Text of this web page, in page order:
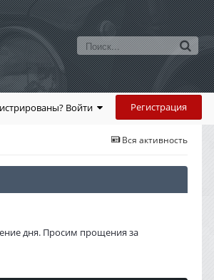
Войти Регистрация
Вся активность
дня. Просим прощения за